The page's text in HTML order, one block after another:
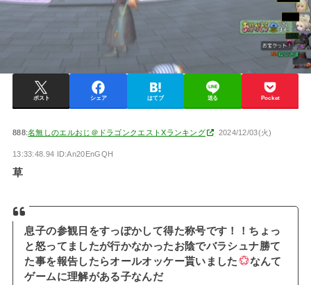
ポスト シェア はてブ 送る Pocket
888:名無しのエルおじ＠ドラゴンクエストXランキング 2024/12/03(火)
13:33:48.94 ID:An20EnGQH
草
息子の参観日をすっぽかして得た称号です！！ちょっ
と怒ってましたが行かなかったお陰でバラシュナ勝て
た事を報告したらオールオッケー貰いました
なんて
ゲームに理解がある子なんだ